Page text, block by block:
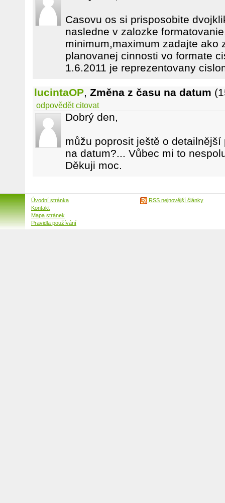
Casovu os si prisposobite
nasledne v zalozke
minimum,maximum zadajte ako
planovanej cinnosti vo formate
1.6.2011 je reprezentovany
lucintaOP, Změna z času na datum
odpovědět citovat
Dobrý den,
můžu poprosit ještě o
na datum?... Vůbec mi to
Děkuji moc.
Úvodní stránka
Kontakt
Mapa stránek
Pravidla používání
RSS nejnovější články